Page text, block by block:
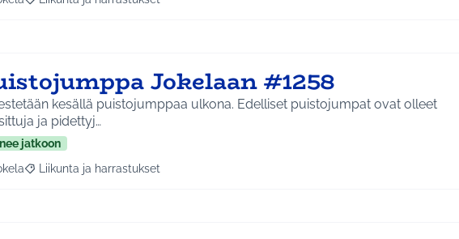
tulokset aihepiirin mukaan: Jokela
Rajaa tulokset teeman mukaan: Liikunta ja harrastukset
Jokelaan #1258
kesällä puistojumppaa ulkona. Edelliset puistojumpat ovat olleet
ja pidettyj…
jatkoon
tulokset aihepiirin mukaan: Jokela
Rajaa tulokset teeman mukaan: Liikunta ja harrastukset
Liikunta ja harrastukset